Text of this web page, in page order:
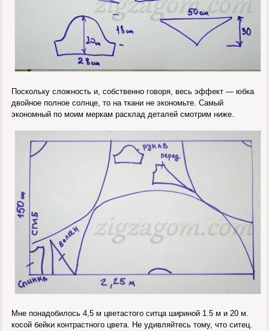
Поскольку сложность и, собственно говоря, весь эффект — юбка
двойное полное солнце, то на ткани не экономьте. Самый
экономный по моим меркам расклад деталей смотрим ниже.
Мне понадобилось 4,5 м цветастого ситца шириной 1.5 м и 20 м.
косой бейки контрастного цвета. Не удивляйтесь тому, что ситец.